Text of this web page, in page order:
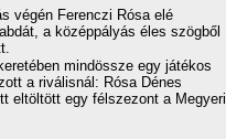
végén Ferenczi Rósa elé
a középpályás éles szögből
mindössze egy játékos
a riválisnál: Rósa Dénes
eltöltött egy félszezont a Megyeri